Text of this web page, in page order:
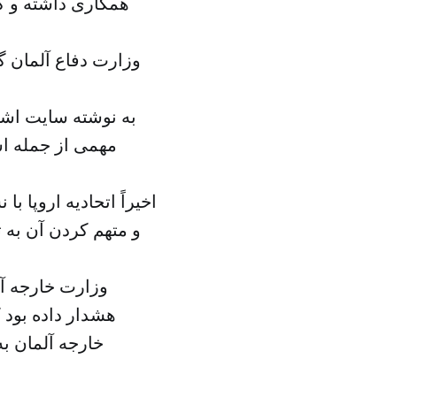
وزارت دفاع
به نوشته سایت
مهمی از جمله
اخیراً اتحادیه
و متهم کردن آن به
هشدار داده
خارجه آلمان